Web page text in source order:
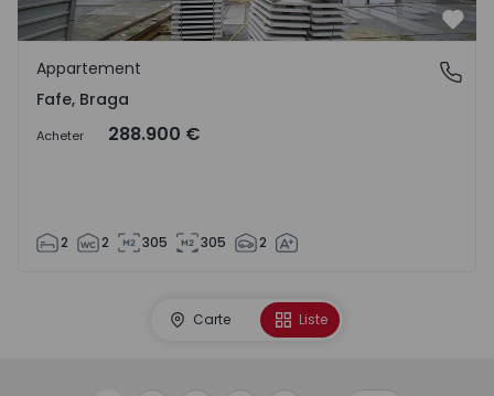
Fafe, Braga
Appartement
Fafe, Braga
Acheter 288.900 €
2 2 305 305 2
Carte Liste